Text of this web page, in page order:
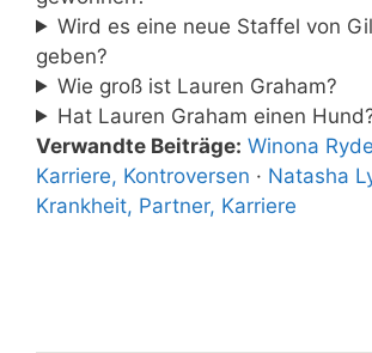
Wird es eine neue Staffel von
geben?
Wie groß ist Lauren Graham?
Hat Lauren Graham einen
Verwandte Beiträge: Winona
Karriere, Kontroversen · Natasha
Krankheit, Partner, Karriere